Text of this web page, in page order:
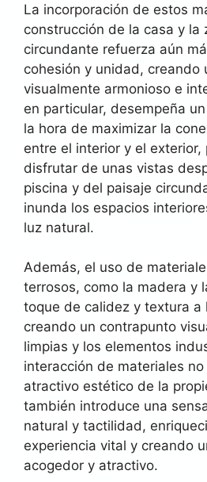
La incorporación de estos
construcción de la casa y la
circundante refuerza aún
cohesión y unidad, creando
visualmente armonioso e
en particular, desempeña
la hora de maximizar la
entre el interior y el exterior,
disfrutar de unas vistas
piscina y del paisaje
inunda los espacios
luz natural.
Además, el uso de
terrosos, como la madera y
toque de calidez y textura a
creando un contrapunto
limpias y los elementos
interacción de materiales
atractivo estético de la
también introduce una
natural y tactilidad,
experiencia vital y creando
acogedor y atractivo.